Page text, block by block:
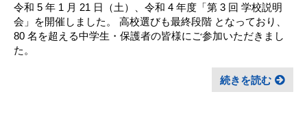
令和 5 年 1 月 21 日（土）、令和 4 年度「第 3 回 学校説明
会」を開催しました。 高校選びも最終段階 となっており、
80 名を超える中学生・保護者の皆様にご参加いただきまし
た。
続きを読む